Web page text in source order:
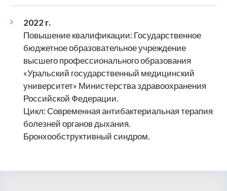
2022 г.
Повышение квалификации: Государственное
бюджетное образовательное учреждение
высшего профессионального образования
«Уральский государственный медицинский
университет» Министерства здравоохранения
Российской Федерации.
Цикл: Современная антибактериальная терапия
болезней органов дыхания.
Бронхообструктивный синдром.